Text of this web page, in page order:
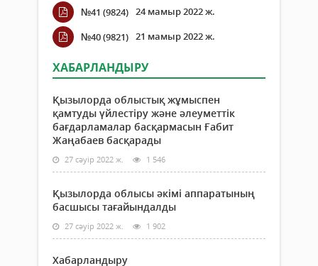
№41 (9824) 24 мамыр 2022 ж.
№40 (9821) 21 мамыр 2022 ж.
ХАБАРЛАНДЫРУ
Қызылорда облыстық жұмыспен
қамтуды үйлестіру және әлеуметтік
бағдарламалар басқармасын Ғабит
Жаңабаев басқарады
27 сәуір 2022 ж. 1 546
Қызылорда облысы әкімі аппаратының
басшысы тағайындалды
27 сәуір 2022 ж. 1 902
Хабарландыру